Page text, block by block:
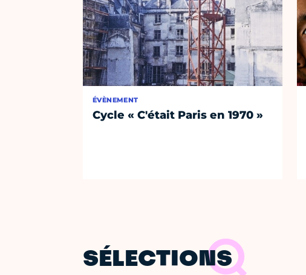
ÉVÈNEMENT
Cycle « C'était Paris en 1970 »
SÉLECTIONS